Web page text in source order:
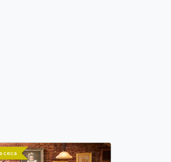
ceca